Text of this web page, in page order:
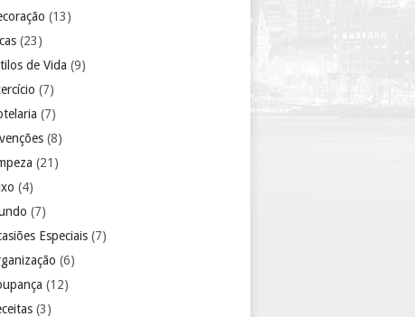
(13)
(23)
de Vida (9)
(7)
(7)
(8)
(21)
(4)
(7)
Especiais (7)
(6)
(12)
(3)